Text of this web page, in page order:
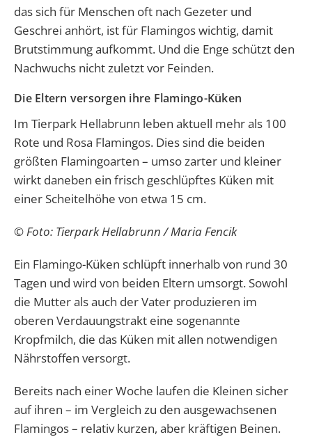
das sich für Menschen oft nach Gezeter und
Geschrei anhört, ist für Flamingos wichtig, damit
Brutstimmung aufkommt. Und die Enge schützt den
Nachwuchs nicht zuletzt vor Feinden.
Die Eltern versorgen ihre Flamingo-Küken
Im Tierpark Hellabrunn leben aktuell mehr als 100
Rote und Rosa Flamingos. Dies sind die beiden
größten Flamingoarten – umso zarter und kleiner
wirkt daneben ein frisch geschlüpftes Küken mit
einer Scheitelhöhe von etwa 15 cm.
© Foto: Tierpark Hellabrunn / Maria Fencik
Ein Flamingo-Küken schlüpft innerhalb von rund 30
Tagen und wird von beiden Eltern umsorgt. Sowohl
die Mutter als auch der Vater produzieren im
oberen Verdauungstrakt eine sogenannte
Kropfmilch, die das Küken mit allen notwendigen
Nährstoffen versorgt.
Bereits nach einer Woche laufen die Kleinen sicher
auf ihren – im Vergleich zu den ausgewachsenen
Flamingos – relativ kurzen, aber kräftigen Beinen.